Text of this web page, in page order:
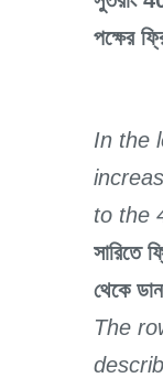
পক্ষের
In the
to the
সারিতে
থেকে
The